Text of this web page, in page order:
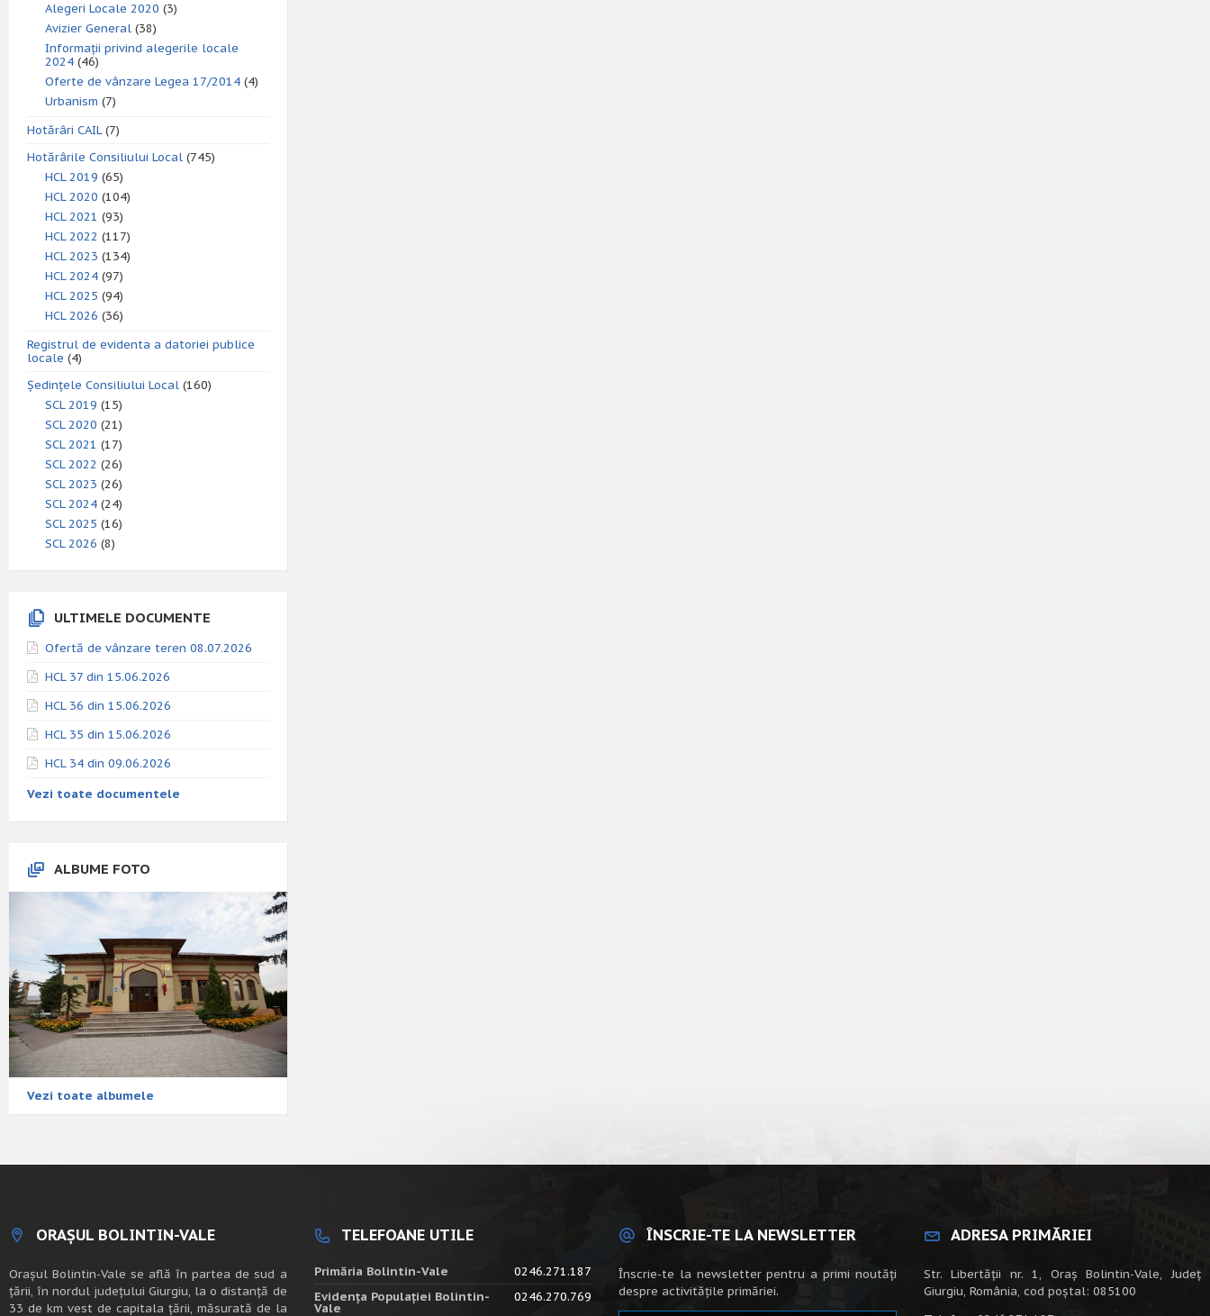
Alegeri Locale 2020 (3)
Avizier General (38)
Informații privind alegerile locale
2024 (46)
Oferte de vânzare Legea 17/2014 (4)
Urbanism (7)
Hotărâri CAIL(7)
Hotărârile Consiliului Local (745)
HCL 2019 (65)
HCL 2020 (104)
HCL 2021 (93)
HCL 2022 (117)
HCL 2023 (134)
HCL 2024 (97)
HCL 2025 (94)
HCL 2026 (36)
Registrul de evidenta a datoriei publice
locale (4)
Ședințele Consiliului Local (160)
SCL 2019 (15)
SCL 2020 (21)
SCL 2021 (17)
SCL 2022 (26)
SCL 2023 (26)
SCL 2024 (24)
SCL 2025 (16)
SCL 2026 (8)
ULTIMELE DOCUMENTE
Ofertă de vânzare teren 08.07.2026
HCL 37 din 15.06.2026
HCL 36 din 15.06.2026
HCL 35 din 15.06.2026
HCL 34 din 09.06.2026
Vezi toate documentele
ALBUME FOTO
Vezi toate albumele
ORAȘUL BOLINTIN-VALE
Oraşul Bolintin-Vale se află în partea de sud a
ţării, în nordul judeţului Giurgiu, la o distanţă de
33 de km vest de capitala țării, măsurată de la
TELEFOANE UTILE
Primăria Bolintin-Vale
0246.271.187
Evidența Populației Bolintin-
Vale
0246.270.769
ÎNSCRIE-TE LA NEWSLETTER
Înscrie-te la newsletter pentru a primi noutăți
despre activitățile primăriei.
ADRESA PRIMĂRIEI
Str. Libertății nr. 1, Oraș Bolintin-Vale, Județ
Giurgiu, România, cod poștal: 085100